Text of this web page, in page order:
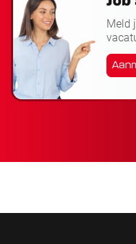
Meld